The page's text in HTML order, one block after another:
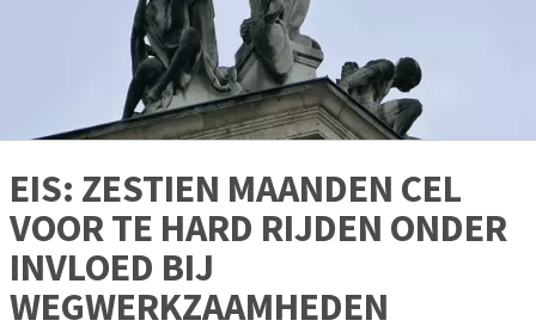
EIS: ZESTIEN MAANDEN CEL
VOOR TE HARD RIJDEN ONDER
INVLOED BIJ
WEGWERKZAAMHEDEN